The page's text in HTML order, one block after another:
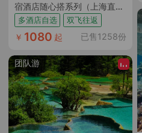
宿酒店随心搭系列（上海直飞重庆 酒店任选3晚连住｜多酒店多房型可选）
多酒店自选 双飞往返
￥ 1080 起 已售1258份
团队游